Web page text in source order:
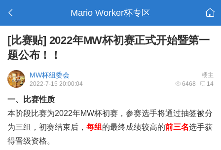
Mario Worker杯专区
[比赛贴] 2022年MW杯初赛正式开始暨第一
题公布！！
楼主
MW杯组委会
6468 14
2022-7-15 20:00:04
一、比赛性质
本阶段比赛为2022年MW杯初赛，参赛选手将通过抽签被分
为三组，初赛结束后， 每组 的最终成绩较高的前三名选手获
得晋级资格。